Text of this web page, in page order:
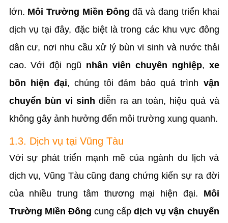
lớn. Môi Trường Miền Đông đã và đang triển khai
dịch vụ tại đây, đặc biệt là trong các khu vực đông
dân cư, nơi nhu cầu xử lý bùn vi sinh và nước thải
cao. Với đội ngũ nhân viên chuyên nghiệp, xe
bồn hiện đại, chúng tôi đảm bảo quá trình vận
chuyển bùn vi sinh diễn ra an toàn, hiệu quả và
không gây ảnh hưởng đến môi trường xung quanh.
1.3. Dịch vụ tại Vũng Tàu
Với sự phát triển mạnh mẽ của ngành du lịch và
dịch vụ, Vũng Tàu cũng đang chứng kiến sự ra đời
của nhiều trung tâm thương mại hiện đại. Môi
Trường Miền Đông cung cấpdịch vụ vận chuyển